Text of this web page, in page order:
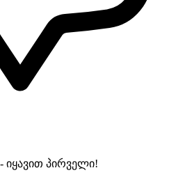
იყავით პირველი!